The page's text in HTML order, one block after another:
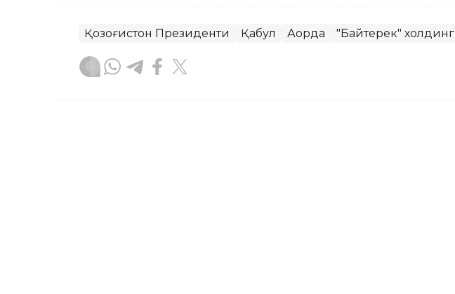
Қозоғистон Президенти Қабул Ақорда "Байтерек" холдинг